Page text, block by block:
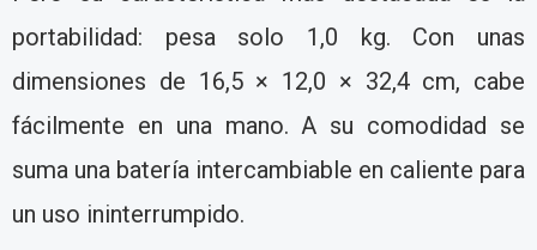
portabilidad: pesa solo 1,0 kg. Con unas
dimensiones de 16,5 × 12,0 × 32,4 cm, cabe
fácilmente en una mano. A su comodidad se
suma una batería intercambiable en caliente para
un uso ininterrumpido.